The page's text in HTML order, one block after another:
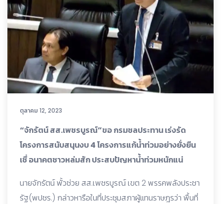
ตุลาคม 12, 2023
“จักรัตน์ สส.เพชรบูรณ์”ขอ กรมชลประทาน เร่งรัด
โครงการสนับสนุนงบ 4 โครงการแก้น้ำท่วมอย่างยั่งยืน
เชื่ อนาคตชาวหล่มสัก ประสบปัญหาน้ำท่วมหนักแน่
นายจักรัตน์ พั้วช่วย สส.เพชรบูรณ์ เขต 2 พรรคพลังประชา
รัฐ(พปชร.) กล่าวหารือในที่ประชุมสภาผู้แทนราษฎรว่า พื้นที่